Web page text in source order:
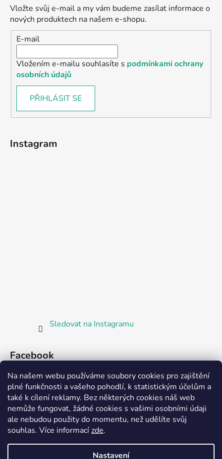
Na našem webu používáme soubory cookies pro zajištění
plné funkčnosti a vašeho pohodlí, k statistickým účelům a
také k cílení reklamy. Bez některých cookies náš web
nemůže fungovat, žádné cookies s vašimi osobními údaji
ale nebudou použity do momentu, než udělíte svůj
souhlas. Více informacízde.
Nastavení
Vložte svůj e-mail a my vám budeme zasílat informace o
nových produktech na našem e-shopu.
E-mail
Vložením e-mailu souhlasíte s podmínkami ochrany
osobních údajů
PŘIHLÁSIT SE
Instagram
Sledovat na Instagramu
Facebook
Partnerská prodejna Barefoot Plzeň